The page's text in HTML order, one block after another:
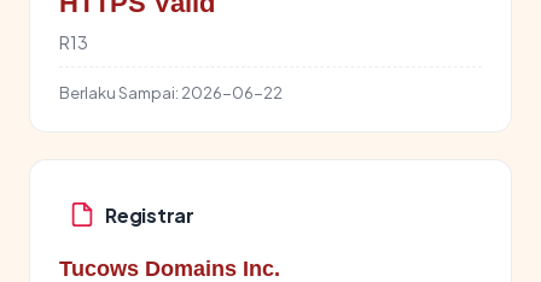
R13
Berlaku Sampai: 2026-06-22
Registrar
Tucows Domains Inc.